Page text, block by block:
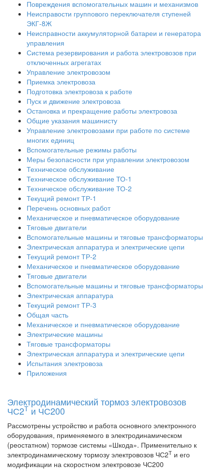
Повреждения вспомогательных машин и механизмов
Неисправости группового переключателя ступеней
ЭКГ-8Ж
Неисправности аккумуляторной батареи и генератора
управления
Система резервирования и работа электровозов при
отключенных агрегатах
Управление электровозом
Приемка электровоза
Подготовка электровоза к работе
Пуск и движение электровоза
Остановка и прекращение работы электровоза
Общие указания машинисту
Управление электровозами при работе по системе
многих единиц
Вспомогательные режимы работы
Меры безопасности при управлении электровозом
Техническое обслуживание
Техническое обслуживание ТО-1
Техническое обслуживание ТО-2
Текущий ремонт ТР-1
Перечень основных работ
Механическое и пневматическое оборудование
Тяговые двигатели
Вспомогательные машины и тяговые трансформаторы
Электрическая аппаратура и электрические цепи
Текущий ремонт ТР-2
Механическое и пневматическое оборудование
Тяговые двигатели
Вспомогательные машины и тяговые трансформаторы
Электрическая аппаратура
Текущий ремонт ТР-3
Общая часть
Механическое и пневматическое оборудование
Электрические машины
Тяговые трансформаторы
Электрическая аппаратура и электрические цепи
Испытания электровоза
Приложения
Электродинамический тормоз электровозов
ЧС2Т и ЧС200
Рассмотрены устройство и работа основного электронного
оборудования, применяемого в электродинамическом
(реостатном) тормозе системы «Шкода». Применительно к
электродинамическому тормозу электровозов ЧС2Т и его
модификации на скоростном электровозе ЧС200